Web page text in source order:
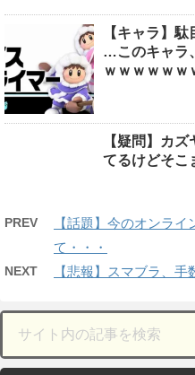
【キャラ】
…このキャラ
ｗｗｗｗｗｗ
【疑問】カ
てるけどそこ
PREV
【話題】今のオンラ
て・・・
NEXT 【悲報】スマブラ、